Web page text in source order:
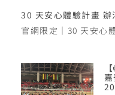
30 天安心體驗計畫 辦
官網限定｜30 天安心